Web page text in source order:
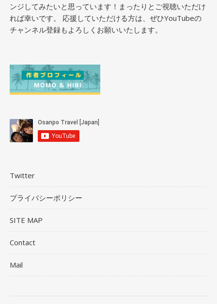
ンジしてみたいと思っています！まったりとご視聴いただけ
れば幸いです。 応援していただける方は、ぜひYouTubeの
チャンネル登録もよろしくお願いいたします。
Twitter
プライバシーポリシー
SITE MAP
Contact
Mail